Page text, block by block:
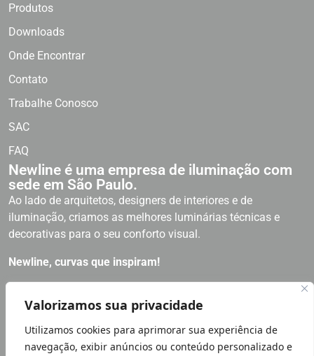
Valorizamos sua privacidade
Utilizamos cookies para aprimorar sua experiência de
navegação, exibir anúncios ou conteúdo personalizado e
Produtos
Downloads
Onde Encontrar
Contato
Trabalhe Conosco
SAC
FAQ
Newline é uma empresa de iluminação com
sede em São Paulo.
Ao lado de arquitetos, designers de interiores e de
iluminação, criamos as melhores luminárias técnicas e
decorativas para o seu conforto visual.
Newline, curvas que inspiram!
LGPD LEI GERAL PROTEÇÃO DE DADOS | NÓS NOS IMPORTAMOS